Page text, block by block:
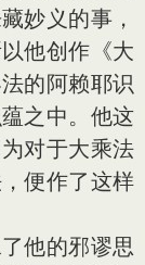
妙义的事，
他创作《大
的阿赖耶识
之中。他这
对于大乘法
便作了这样
他的邪谬思